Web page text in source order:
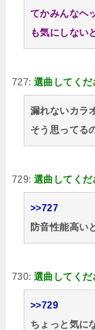
てかみんなヘ
も気にしない
727: 選曲してくだ
漏れないカラ
そう思ってる
729: 選曲してくだ
>>727
防音性能高い
730: 選曲してくだ
>>729
ちょっと気に